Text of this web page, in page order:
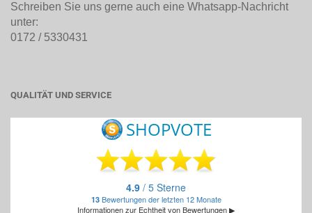
Schreiben Sie uns gerne auch eine Whatsapp-Nachricht
unter:
0172 / 5330431
QUALITÄT UND SERVICE